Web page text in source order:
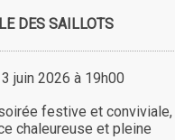
DES SAILLOTS
juin 2026 à 19h00
festive et conviviale,
chaleureuse et pleine